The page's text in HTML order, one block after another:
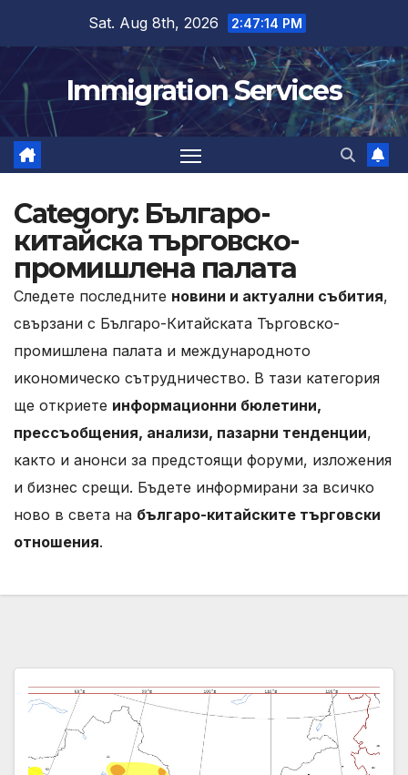
content
Sat. Aug 8th, 2026 2:47:15 PM
Immigration Services
Category: Българо-
китайска търговско-
промишлена палата
Следете последните новини и актуални събития,
свързани с Българо-Китайската Търговско-
промишлена палата и международното
икономическо сътрудничество. В тази категория
ще откриете информационни бюлетини,
прессъобщения, анализи, пазарни тенденции,
както и анонси за предстоящи форуми, изложения
и бизнес срещи. Бъдете информирани за всичко
ново в света на българо-китайските търговски
отношения.